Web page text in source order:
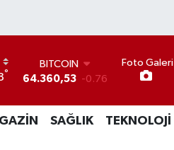
°
BITCOIN
64.360,53 -0.76
47,7069 0.17
EURO
Foto Galeri
SAĞLIK TEKNOLOJİ